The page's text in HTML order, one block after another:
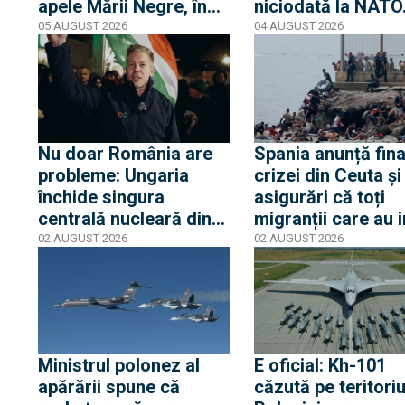
apele Mării Negre, în
apropierea plajei Loft
din Mamaia
05 AUGUST 2026
niciodată la
auzit 12 ani povești
privind aderarea
04 AUGUST 2026
Nu doar România are
probleme: Ungaria
închide singura
centrală nucleară din
cauza nivelului Dunării
spune că urmează
cinci zile critice
02 AUGUST 2026
Spania anunță
crizei din Ceuta și
asigurări că toți
migranții care au
ilegal au părăsit
enclava spaniolă.
trezește temeri în
Europa după
din 2015
02 AUGUST 2026
Ministrul polonez al
apărării spune că
E oficial: Kh-101
căzută pe